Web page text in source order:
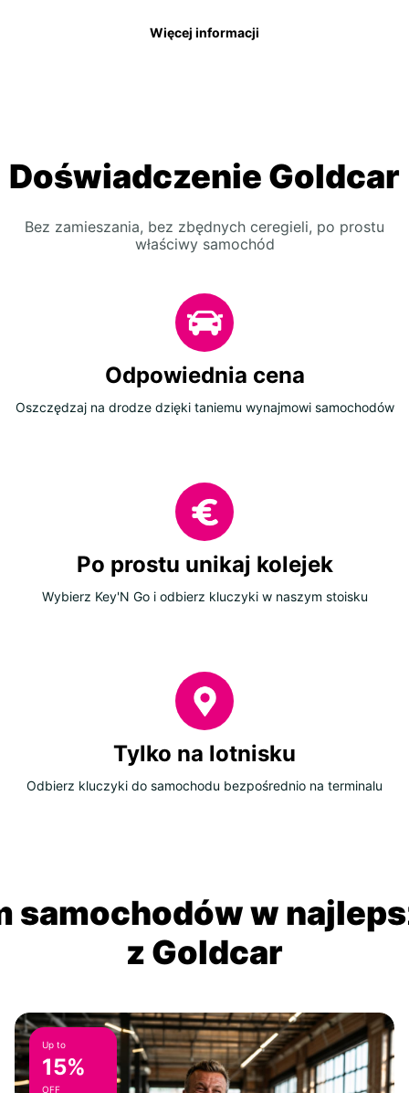
Więcej informacji
Doświadczenie Goldcar
Bez zamieszania, bez zbędnych ceregieli, po prostu
właściwy samochód
Odpowiednia cena
Oszczędzaj na drodze dzięki taniemu wynajmowi samochodów
Po prostu unikaj kolejek
Wybierz Key'N Go i odbierz kluczyki w naszym stoisku
Tylko na lotnisku
Odbierz kluczyki do samochodu bezpośrednio na terminalu
samochodów w
z Goldcar
Up to
15%
OFF